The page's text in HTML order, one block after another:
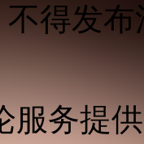
得发
服务提